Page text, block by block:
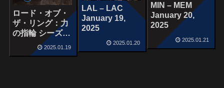
MIN – MEM
January 20,
2025
2025.01.21
LAL – LAC
January 19,
2025
2025.01.20
ロード・オブ・
ザ・リング：力
の指輪 シーズン
2025.01.19